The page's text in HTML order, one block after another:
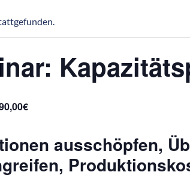
ausschöpfen,